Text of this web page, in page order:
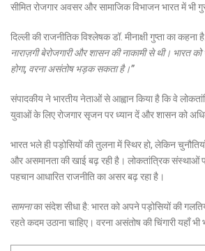
सीमित रोजगार अवसर और सामाजिक विभाजन भारत में
दिल्ली की राजनीतिक विश्लेषक डॉ. मीनाक्षी गुप्ता का कहना है:
नाराज़गी बेरोजगारी और शासन की नाकामी से थी। भारत
होगा, वरना असंतोष भड़क सकता है।”
संपादकीय ने भारतीय नेताओं से आह्वान किया है कि वे
युवाओं के लिए रोजगार सृजन पर ध्यान दें और शासन को अधिक
भारत भले ही पड़ोसियों की तुलना में स्थिर हो, लेकिन
और असमानता की खाई बढ़ रही है। लोकतांत्रिक संस्थाओं
पहचान आधारित राजनीति का असर बढ़ रहा है।
सामनाका संदेश सीधा है: भारत को अपने पड़ोसियों की
रहते कदम उठाना चाहिए। वरना असंतोष की चिंगारी यहाँ